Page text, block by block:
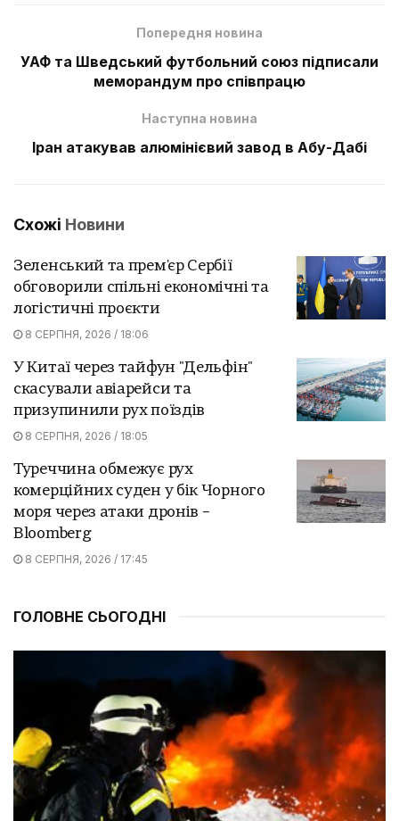
Попередня новина
УАФ та Шведський футбольний союз підписали
меморандум про співпрацю
Наступна новина
Іран атакував алюмінієвий завод в Абу-Дабі
Схожі Новини
Зеленський та прем'єр Сербії
обговорили спільні економічні та
логістичні проєкти
8 СЕРПНЯ, 2026 / 18:06
У Китаї через тайфун "Дельфін"
скасували авіарейси та
призупинили рух поїздів
8 СЕРПНЯ, 2026 / 18:05
Туреччина обмежує рух
комерційних суден у бік Чорного
моря через атаки дронів –
Bloomberg
8 СЕРПНЯ, 2026 / 17:45
ГОЛОВНЕ СЬОГОДНІ